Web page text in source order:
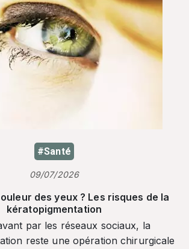
#Santé
09/07/2026
des yeux ? Les risques de la
kératopigmentation
par les réseaux sociaux, la
reste une opération chirurgicale